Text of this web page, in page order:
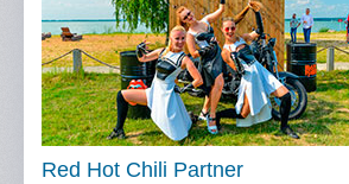
Red Hot Chili Partner